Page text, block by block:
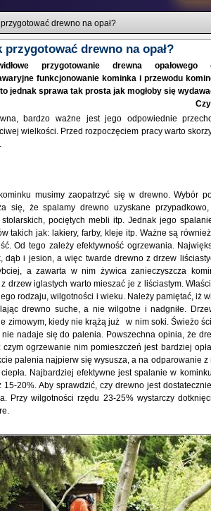
drewno na opał?
przygotować drewno na opał?
przygotowanie drewna opałowego
funkcjonowanie kominka i przewodu
jednak sprawa tak prosta jak mogłoby się
bardzo ważne jest jego odpowiednie
wielkości. Przed rozpoczęciem pracy warto
musimy zaopatrzyć się w drewno. Wybór
się, że spalamy drewno uzyskane
pociętych mebli itp. Jednak jego
takich jak: lakiery, farby, kleje itp. Ważne są
Od tego zależy efektywność ogrzewania.
dąb i jesion, a więc twarde drewno z drzew
a zawarta w nim żywica zanieczyszcza
drzew iglastych warto mieszać je z liściastym.
rodzaju, wilgotności i wieku. Należy pamiętać, iż
drewno suche, a nie wilgotne i nadgniłe.
zimowym, kiedy nie krążą już w nim soki. Świeżo
nadaje się do palenia. Powszechna opinia, że
ogrzewanie nim pomieszczeń jest bardziej
palenia najpierw się wysusza, a na odparowanie
Najbardziej efektywne jest spalanie w
20%. Aby sprawdzić, czy drewno jest
Przy wilgotności rzędu 23-25% wystarczy